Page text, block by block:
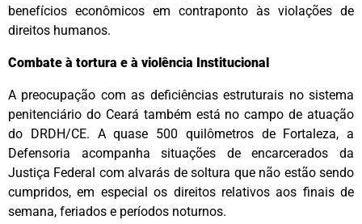
benefícios econômicos em contraponto às violações de
direitos humanos.
Combate à tortura e à violência Institucional
A preocupação com as deficiências estruturais no sistema
penitenciário do Ceará também está no campo de atuação
do DRDH/CE. A quase 500 quilômetros de Fortaleza, a
Defensoria acompanha situações de encarcerados da
Justiça Federal com alvarás de soltura que não estão sendo
cumpridos, em especial os direitos relativos aos finais de
semana, feriados e períodos noturnos.